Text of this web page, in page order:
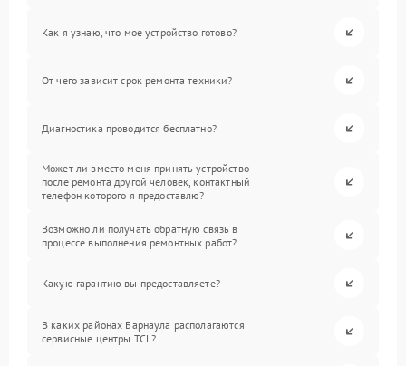
Как я узнаю, что мое устройство готово?
От чего зависит срок ремонта техники?
Диагностика проводится бесплатно?
Может ли вместо меня принять устройство
после ремонта другой человек, контактный
телефон которого я предоставлю?
Возможно ли получать обратную связь в
процессе выполнения ремонтных работ?
Какую гарантию вы предоставляете?
В каких районах Барнаула располагаются
сервисные центры TCL?